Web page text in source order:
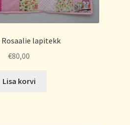
lapitekk
€80,00
Lisa korvi